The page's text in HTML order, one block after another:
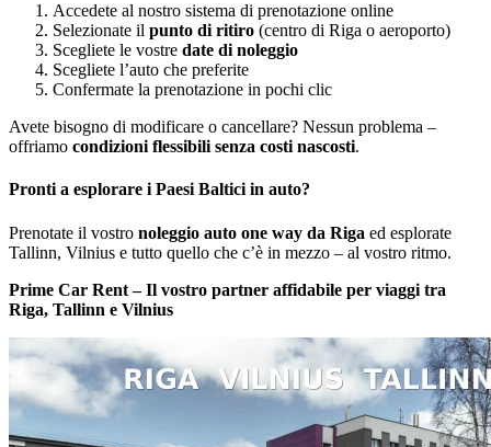
Accedete al nostro sistema di prenotazione online
Selezionate il punto di ritiro (centro di Riga o aeroporto)
Scegliete le vostre date di noleggio
Scegliete l’auto che preferite
Confermate la prenotazione in pochi clic
Avete bisogno di modificare o cancellare? Nessun problema –
offriamo condizioni flessibili senza costi nascosti.
Pronti a esplorare i Paesi Baltici in auto?
Prenotate il vostro noleggio auto one way da Riga ed esplorate
Tallinn, Vilnius e tutto quello che c’è in mezzo – al vostro ritmo.
Prime Car Rent – Il vostro partner affidabile per viaggi tra
Riga, Tallinn e Vilnius